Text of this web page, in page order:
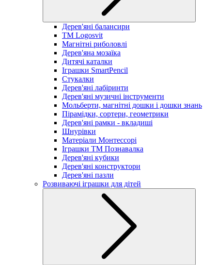
Дерев'яні балансири
TM Logosvit
Магнітні риболовлі
Дерев'яна мозаїка
Дитячі каталки
Іграшки SmartPencil
Стукалки
Дерев'яні лабіринти
Дерев'яні музичні інструменти
Мольберти, магнітні дошки і дошки знань
Пірамідки, сортери, геометрики
Дерев'яні рамки - вкладиші
Шнурівки
Матеріали Монтессорі
Іграшки ТМ Познавалка
Дерев'яні кубики
Дерев'яні конструктори
Дерев'яні пазли
Розвиваючі іграшки для дітей